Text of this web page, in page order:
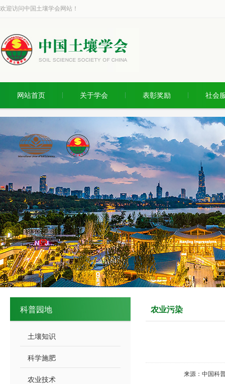
欢迎访问中国土壤学会网站！
网站首页 关于学会 表彰奖励 社会
科普园地
土壤知识
科学施肥
农业技术
农业污染
来源：中国科